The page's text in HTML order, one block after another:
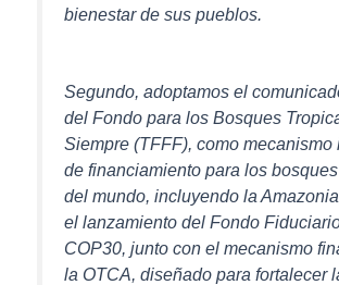
bienestar de sus pueblos.
Segundo, adoptamos el
del Fondo para los Bosques
Siempre (TFFF), como mecanismo
de financiamiento para los
del mundo, incluyendo la
el lanzamiento del Fondo
COP30, junto con el mecanismo
la OTCA, diseñado para fortalecer